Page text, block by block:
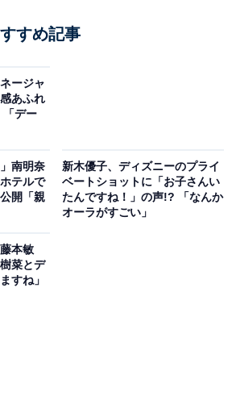
すめ記事
ージャ
あふれ
「デー
南明奈
テルで
開「親
新木優子、ディズニーのプライ
ベートショットに「お子さんい
たんですね！」の声!? 「なんか
オーラがすごい」
本敏
菜とデ
すね」